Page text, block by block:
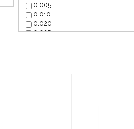
0.005
0.010
0.020
0.025